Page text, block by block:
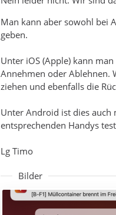
Man kann aber sowohl bei
geben.
Unter iOS (Apple) kann
Annehmen oder Ablehnen.
ziehen und ebenfalls die
Unter Android ist dies auch
entsprechenden Handys
Lg Timo
Bilder